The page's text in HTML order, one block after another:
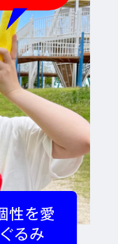
性を愛
るみ